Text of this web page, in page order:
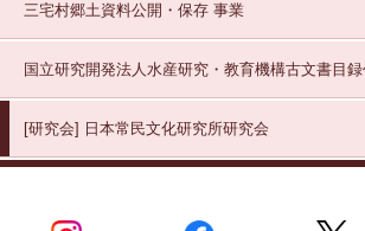
三宅村郷土資料公開・保存 事業
国立研究開発法人水産研究・教育機構古文書目
[研究会] 日本常民文化研究所研究会